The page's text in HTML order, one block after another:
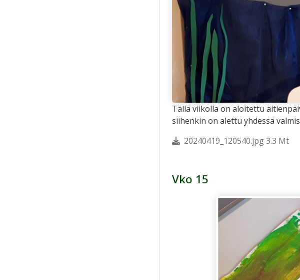
Tällä viikolla on aloitettu
siihenkin on alettu yhdessä
20240419_120540.jpg 3.3 Mt
Vko 15